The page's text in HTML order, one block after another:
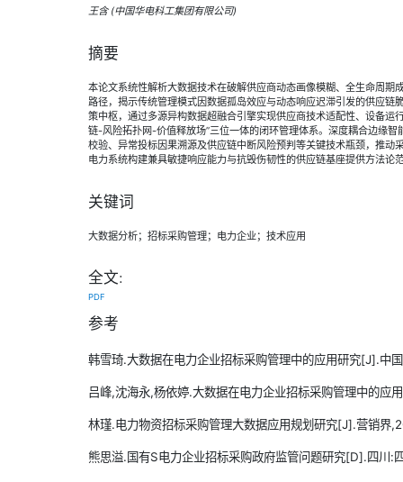
王含 (中国华电科工集团有限公司)
摘要
本论文系统性解析大数据技术在破解供应商动态画像模糊、全生命周期
路径，揭示传统管理模式因数据孤岛效应与动态响应迟滞引发的供应链
策中枢，通过多源异构数据超融合引擎实现供应商技术适配性、设备运
链-风险拓扑网-价值释放场”三位一体的闭环管理体系。深度耦合边缘
校验、异常投标因果溯源及供应链中断风险预判等关键技术瓶颈，推动
电力系统构建兼具敏捷响应能力与抗毁伤韧性的供应链基座提供方法论
关键词
大数据分析；招标采购管理；电力企业；技术应用
全文:
PDF
参考
韩雪琦.大数据在电力企业招标采购管理中的应用研究[J].
吕峰,沈海永,杨依婷.大数据在电力企业招标采购管理中的
林瑾.电力物资招标采购管理大数据应用规划研究[J].营销界
熊思溢.国有S电力企业招标采购政府监管问题研究[D].四川: